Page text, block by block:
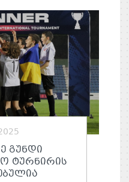
ᲒᲣᲜᲓᲘ
ᲢᲣᲠᲜᲘᲠᲘᲡ